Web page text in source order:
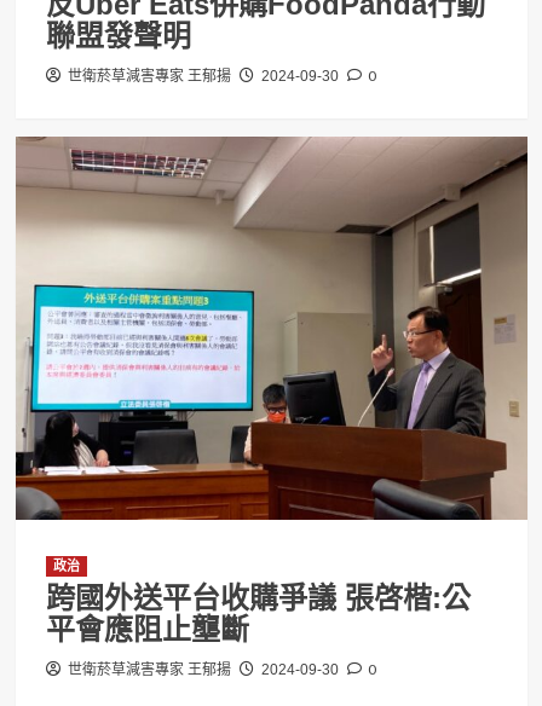
聯盟發聲明
世衛菸草減害專家 王郁揚 2024-09-30 0
政治
跨國外送平台收購爭議 張啓楷:公
平會應阻止壟斷
世衛菸草減害專家 王郁揚 2024-09-30 0